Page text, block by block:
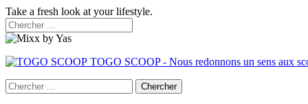
Take a fresh look at your lifestyle.
TOGO SCOOP - Nous redonnons un sens aux